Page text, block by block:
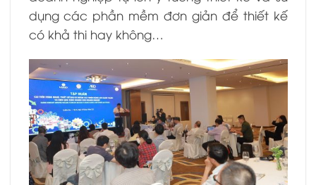
dụng các phần mềm đơn giản để thiết kế
có khả thi hay không…